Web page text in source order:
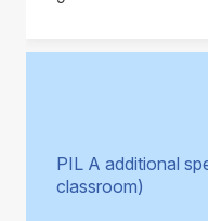
PIL A additional
classroom)